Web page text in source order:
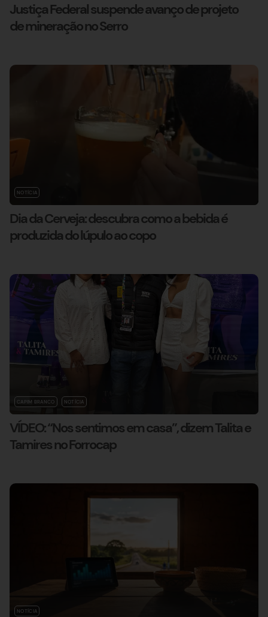
Justiça Federal suspende avanço de projeto
de mineração no Serro
NOTÍCIA
Dia da Cerveja: descubra como a bebida é
produzida do lúpulo ao copo
CAPIM BRANCO NOTÍCIA
VÍDEO: “Nos sentimos em casa”, dizem Talita e
Tamires no Forrocap
NOTÍCIA